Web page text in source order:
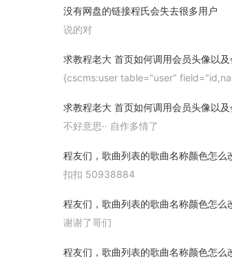
没有网盘的链接程氏会失去很多用户
说的对
求教程老大 首页如何调用会员头像以及
{cscms:user table="user"
<li><img src="[user:logo
{/cscms:user}
这都是！
求教程老大 首页如何调用会员头像以及
不好意思·· 自作多情了
程友们，歌曲列表的歌曲名称颜色怎么
扣扣 50938884
程友们，歌曲列表的歌曲名称颜色怎么
谢谢了哥们
程友们，歌曲列表的歌曲名称颜色怎么